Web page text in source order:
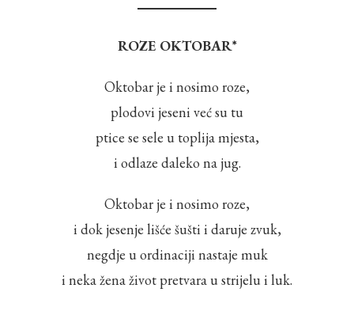
ROZE OKTOBAR*
Oktobar je i nosimo roze,
plodovi jeseni već su tu
ptice se sele u toplija mjesta,
i odlaze daleko na jug.
Oktobar je i nosimo roze,
i dok jesenje lišće šušti i daruje zvuk,
negdje u ordinaciji nastaje muk
i neka žena život pretvara u strijelu i luk.